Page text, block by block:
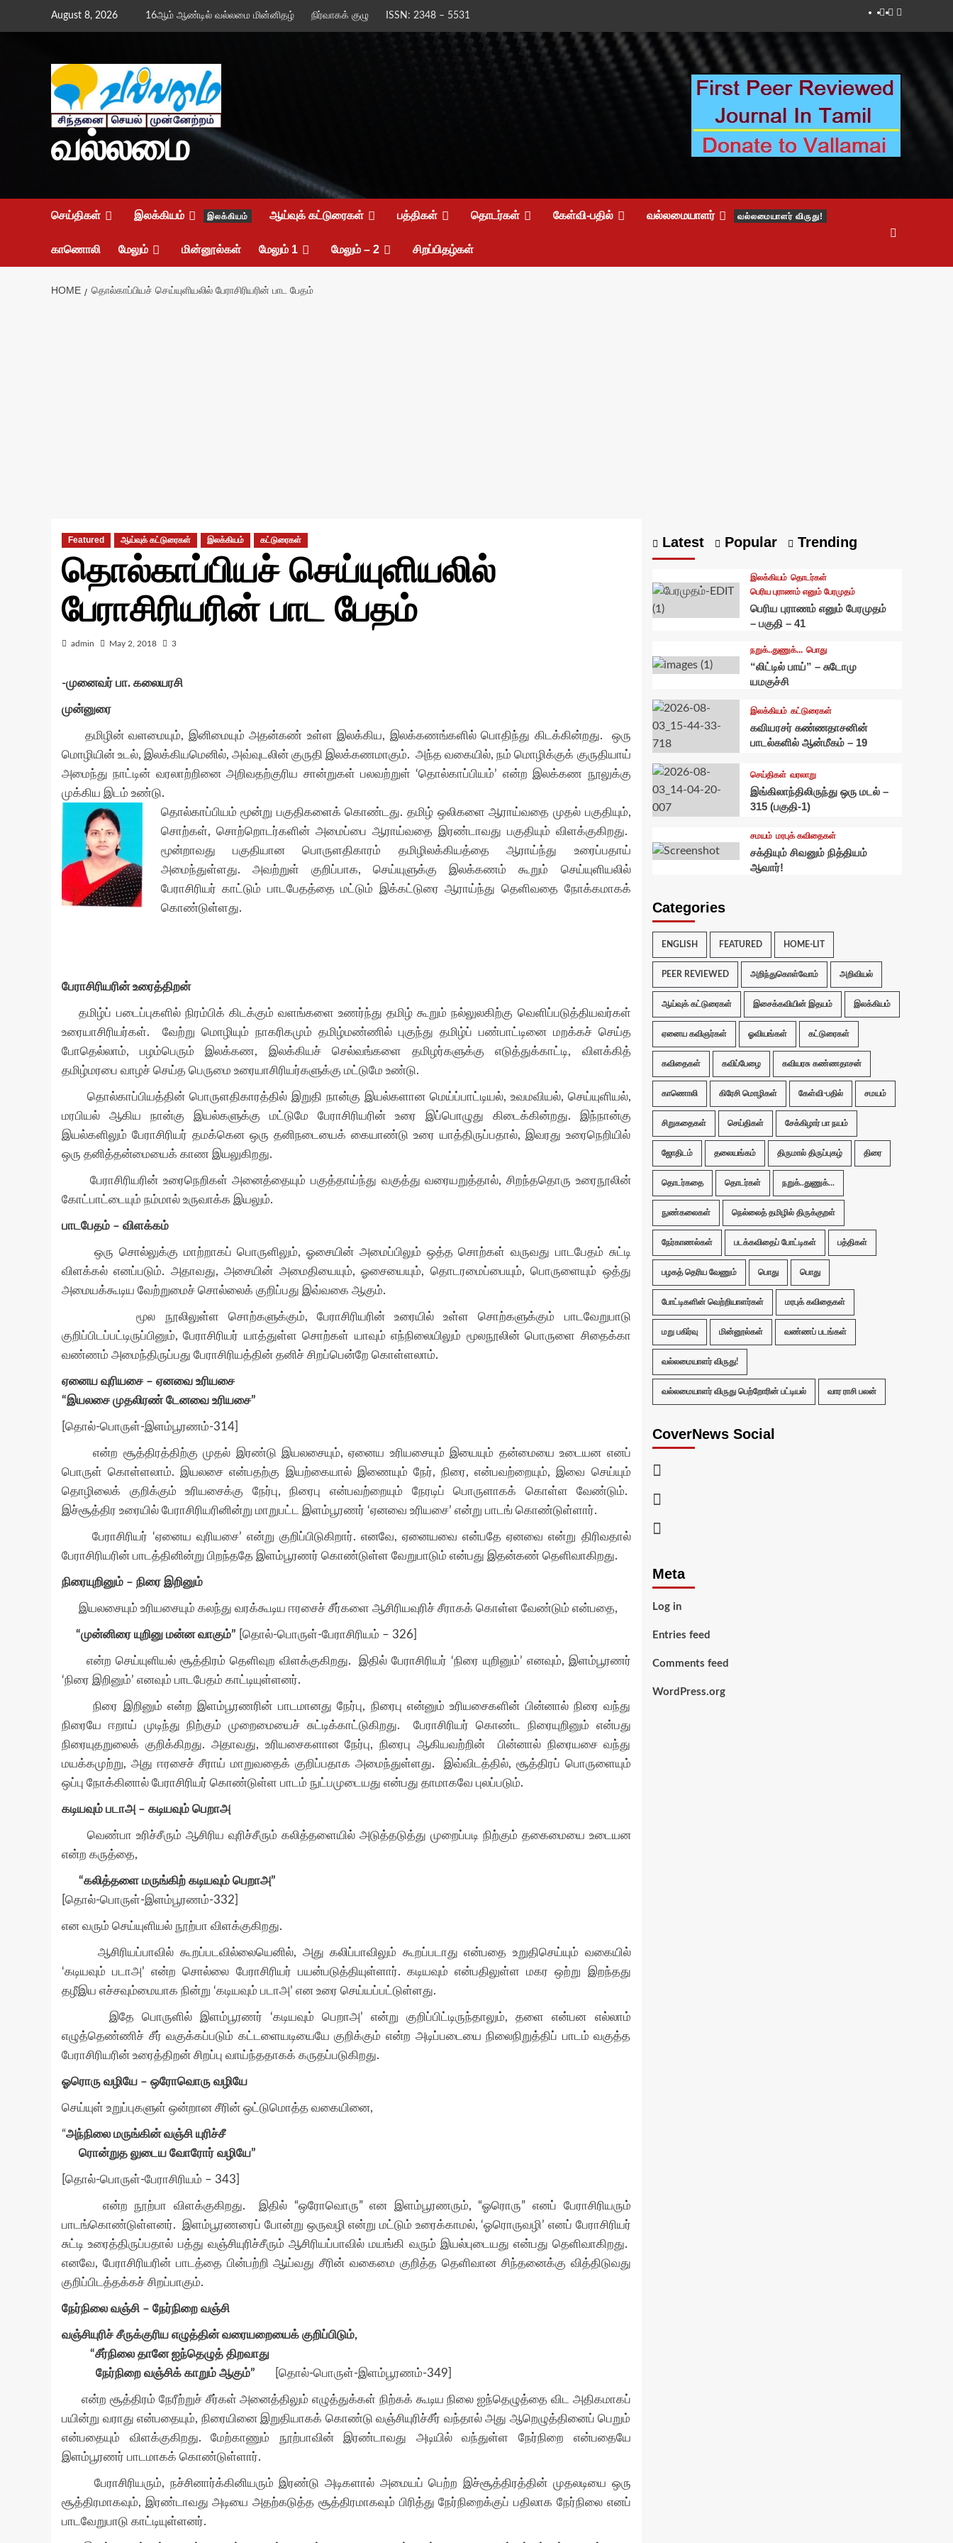
August 8, 2026 16ஆம் ஆண்டில் வல்லமை மின்னிதழ் நிர்வாகக் குழு ISSN: 2348 – 5531 Facebook
Twitter
Youtube
வல்லமை
செய்திகள் இலக்கியம் இலக்கியம் ஆய்வுக் கட்டுரைகள் பத்திகள் தொடர்கள் கேள்வி-பதில் வல்லமையாளர் வல்லமையாளர் விருது!
காணொலி மேலும் மின்னூல்கள் மேலும் 1 மேலும் – 2 சிறப்பிதழ்கள்
HOME தொல்காப்பியச் செய்யுளியலில் பேராசிரியரின் பாட பேதம்
Featured ஆய்வுக் கட்டுரைகள் இலக்கியம் கட்டுரைகள்
தொல்காப்பியச் செய்யுளியலில்
பேராசிரியரின் பாட பேதம்
admin May 2, 2018 3
-முனைவர் பா. கலையரசி
முன்னுரை
தமிழின் வளமையும், இனிமையும் அதன்கண் உள்ள இலக்கிய, இலக்கணங்களில் பொதிந்து கிடக்கின்றது. ஒரு
மொழியின் உடல், இலக்கியமெனில், அவ்வுடலின் குருதி இலக்கணமாகும். அந்த வகையில், நம் மொழிக்குக் குருதியாய்
அமைந்து நாட்டின் வரலாற்றினை அறிவதற்குரிய சான்றுகள் பலவற்றுள் ‘தொல்காப்பியம்’ என்ற இலக்கண நூலுக்கு
முக்கிய இடம் உண்டு.
தொல்காப்பியம் மூன்று பகுதிகளைக் கொண்டது. தமிழ் ஒலிகளை ஆராய்வதை முதல் பகுதியும்,
சொற்கள், சொற்றொடர்களின் அமைப்பை ஆராய்வதை இரண்டாவது பகுதியும் விளக்குகிறது.
மூன்றாவது பகுதியான பொருளதிகாரம் தமிழிலக்கியத்தை ஆராய்ந்து உரைப்பதாய்
அமைந்துள்ளது. அவற்றுள் குறிப்பாக, செய்யுளுக்கு இலக்கணம் கூறும் செய்யுளியலில்
பேராசிரியர் காட்டும் பாடபேதத்தை மட்டும் இக்கட்டுரை ஆராய்ந்து தெளிவதை நோக்கமாகக்
கொண்டுள்ளது.
பேராசிரியரின் உரைத்திறன்
தமிழ்ப் படைப்புகளில் நிரம்பிக் கிடக்கும் வளங்களை உணர்ந்து தமிழ் கூறும் நல்லுலகிற்கு வெளிப்படுத்தியவர்கள்
உரையாசிரியர்கள். வேற்று மொழியும் நாகரிகமும் தமிழ்மண்ணில் புகுந்து தமிழ்ப் பண்பாட்டினை மறக்கச் செய்த
போதெல்லாம், பழம்பெரும் இலக்கண, இலக்கியச் செல்வங்களை தமிழர்களுக்கு எடுத்துக்காட்டி, விளக்கித்
தமிழ்மரபை வாழச் செய்த பெருமை உரையாசிரியர்களுக்கு மட்டுமே உண்டு.
தொல்காப்பியத்தின் பொருளதிகாரத்தில் இறுதி நான்கு இயல்களான மெய்ப்பாட்டியல், உவமவியல், செய்யுளியல்,
மரபியல் ஆகிய நான்கு இயல்களுக்கு மட்டுமே பேராசிரியரின் உரை இப்பொழுது கிடைக்கின்றது. இந்நான்கு
இயல்களிலும் பேராசிரியர் தமக்கென ஒரு தனிநடையைக் கையாண்டு உரை யாத்திருப்பதால், இவரது உரைநெறியில்
ஒரு தனித்தன்மையைக் காண இயலுகிறது.
பேராசிரியரின் உரைநெறிகள் அனைத்தையும் பகுத்தாய்ந்து வகுத்து வரையறுத்தால், சிறந்ததொரு உரைநூலின்
கோட்பாட்டையும் நம்மால் உருவாக்க இயலும்.
பாடபேதம் – விளக்கம்
ஒரு சொல்லுக்கு மாற்றாகப் பொருளிலும், ஓசையின் அமைப்பிலும் ஒத்த சொற்கள் வருவது பாடபேதம் சுட்டி
விளக்கல் எனப்படும். அதாவது, அசையின் அமைதியையும், ஓசையையும், தொடரமைப்பையும், பொருளையும் ஒத்து
அமையக்கூடிய வேற்றுமைச் சொல்லைக் குறிப்பது இவ்வகை ஆகும்.
மூல நூலிலுள்ள சொற்களுக்கும், பேராசிரியரின் உரையில் உள்ள சொற்களுக்கும் பாடவேறுபாடு
குறிப்பிடப்பட்டிருப்பினும், பேராசிரியர் யாத்துள்ள சொற்கள் யாவும் எந்நிலையிலும் மூலநூலின் பொருளை சிதைக்கா
வண்ணம் அமைந்திருப்பது பேராசிரியத்தின் தனிச் சிறப்பென்றே கொள்ளலாம்.
ஏனைய வுரியசை – ஏனவை உரியசை
“இயலசை முதலிரண் டேனவை உரியசை”
[தொல்-பொருள்-இளம்பூரணம்-314]
என்ற சூத்திரத்திற்கு முதல் இரண்டு இயலசையும், ஏனைய உரியசையும் இயையும் தன்மையை உடையன எனப்
பொருள் கொள்ளலாம். இயலசை என்பதற்கு இயற்கையால் இணையும் நேர், நிரை, என்பவற்றையும், இவை செய்யும்
தொழிலைக் குறிக்கும் உரியசைக்கு நேர்பு, நிரைபு என்பவற்றையும் நேரடிப் பொருளாகக் கொள்ள வேண்டும்.
இச்சூத்திர உரையில் பேராசிரியரினின்று மாறுபட்ட இளம்பூரணர் ‘ஏனவை உரியசை’ என்று பாடங் கொண்டுள்ளார்.
பேராசிரியர் ‘ஏனைய வுரியசை’ என்று குறிப்பிடுகிறார். எனவே, ஏனையவை என்பதே ஏனவை என்று திரிவதால்
பேராசிரியரின் பாடத்தினின்று பிறந்ததே இளம்பூரணர் கொண்டுள்ள வேறுபாடும் என்பது இதன்கண் தெளிவாகிறது.
நிரையுறினும் – நிரை இறினும்
இயலசையும் உரியசையும் கலந்து வரக்கூடிய ஈரசைச் சீர்களை ஆசிரியவுரிச் சீராகக் கொள்ள வேண்டும் என்பதை,
“முன்னிரை யுறினு மன்ன வாகும்” [தொல்-பொருள்-பேராசிரியம் – 326]
என்ற செய்யுளியல் சூத்திரம் தெளிவுற விளக்குகிறது. இதில் பேராசிரியர் ‘நிரை யுறினும்’ எனவும், இளம்பூரணர்
‘நிரை இறினும்’ எனவும் பாடபேதம் காட்டியுள்ளனர்.
நிரை இறினும் என்ற இளம்பூரணரின் பாடமானது நேர்பு, நிரைபு என்னும் உரியசைகளின் பின்னால் நிரை வந்து
நிரையே ஈறாய் முடிந்து நிற்கும் முறைமையைச் சுட்டிக்காட்டுகிறது. பேராசிரியர் கொண்ட நிரையுறினும் என்பது
நிரையுதறுலைக் குறிக்கிறது. அதாவது, உரியசைகளான நேர்பு, நிரைபு ஆகியவற்றின் பின்னால் நிரையசை வந்து
மயக்கமுற்று, அது ஈரசைச் சீராய் மாறுவதைக் குறிப்பதாக அமைந்துள்ளது. இவ்விடத்தில், சூத்திரப் பொருளையும்
ஒப்பு நோக்கினால் பேராசிரியர் கொண்டுள்ள பாடம் நுட்பமுடையது என்பது தாமாகவே புலப்படும்.
கடியவும் படாஅ – கடியவும் பெறாஅ
வெண்பா உரிச்சீரும் ஆசிரிய வுரிச்சீரும் கலித்தளையில் அடுத்தடுத்து முறைப்படி நிற்கும் தகைமையை உடையன
என்ற கருத்தை,
“கலித்தளை மருங்கிற் கடியவும் பெறாஅ”
[தொல்-பொருள்-இளம்பூரணம்-332]
என வரும் செய்யுளியல் நூற்பா விளக்குகிறது.
ஆசிரியப்பாவில் கூறப்படவில்லையெனில், அது கலிப்பாவிலும் கூறப்படாது என்பதை உறுதிசெய்யும் வகையில்
‘கடியவும் படாஅ’ என்ற சொல்லை பேராசிரியர் பயன்படுத்தியுள்ளார். கடியவும் என்பதிலுள்ள மகர ஒற்று இறந்தது
தழீஇய எச்சவும்மையாக நின்று ‘கடியவும் படாஅ’ என உரை செய்யப்பட்டுள்ளது.
இதே பொருளில் இளம்பூரணர் ‘கடியவும் பெறாஅ’ என்று குறிப்பிட்டிருந்தாலும், தளை என்பன எல்லாம்
எழுத்தெண்ணிச் சீர் வகுக்கப்படும் கட்டளையடியையே குறிக்கும் என்ற அடிப்படையை நிலைநிறுத்திப் பாடம் வகுத்த
பேராசிரியரின் உரைத்திறன் சிறப்பு வாய்ந்ததாகக் கருதப்படுகிறது.
ஓரொரு வழியே – ஒரோவொரு வழியே
செய்யுள் உறுப்புகளுள் ஒன்றான சீரின் ஒட்டுமொத்த வகையினை,
“அந்நிலை மருங்கின் வஞ்சி யுரிச்சீ
ரொன்றுத லுடைய வோரோர் வழியே”
[தொல்-பொருள்-பேராசிரியம் – 343]
என்ற நூற்பா விளக்குகிறது. இதில் “ஒரோவொரு” என இளம்பூரணரும், “ஓரொரு” எனப் பேராசிரியரும்
பாடங்கொண்டுள்ளனர். இளம்பூரணரைப் போன்று ஒருவழி என்று மட்டும் உரைக்காமல், ‘ஓரொருவழி’ எனப் பேராசிரியர்
சுட்டி உரைத்திருப்பதால் பத்து வஞ்சியுரிச்சீரும் ஆசிரியப்பாவில் மயங்கி வரும் இயல்புடையது என்பது தெளிவாகிறது.
எனவே, பேராசிரியரின் பாடத்தை பின்பற்றி ஆய்வது சீரின் வகைமை குறித்த தெளிவான சிந்தனைக்கு வித்திடுவது
குறிப்பிடத்தக்கச் சிறப்பாகும்.
நேர்நிலை வஞ்சி – நேர்நிறை வஞ்சி
வஞ்சியுரிச் சீருக்குரிய எழுத்தின் வரையறையைக் குறிப்பிடும்,
“சீர்நிலை தானே ஐந்தெழுத் திறவாது
நேர்நிறை வஞ்சிக் காறும் ஆகும்”
[தொல்-பொருள்-இளம்பூரணம்-349]
என்ற சூத்திரம் நேரீற்றுச் சீர்கள் அனைத்திலும் எழுத்துக்கள் நிற்கக் கூடிய நிலை ஐந்தெழுத்தை விட அதிகமாகப்
பயின்று வராது என்பதையும், நிரையினை இறுதியாகக் கொண்டு வஞ்சியுரிச்சீர் வந்தால் அது ஆறெழுத்தினைப் பெறும்
என்பதையும் விளக்குகிறது. மேற்காணும் நூற்பாவின் இரண்டாவது அடியில் வந்துள்ள நேர்நிறை என்பதையே
இளம்பூரணர் பாடமாகக் கொண்டுள்ளார்.
பேராசிரியரும், நச்சினார்க்கினியரும் இரண்டு அடிகளால் அமையப் பெற்ற இச்சூத்திரத்தின் முதலடியை ஒரு
சூத்திரமாகவும், இரண்டாவது அடியை அதற்கடுத்த சூத்திரமாகவும் பிரித்து நேர்நிறைக்குப் பதிலாக நேர்நிலை எனப்
பாடவேறுபாடு காட்டியுள்ளனர்.
Latest Popular Trending
இலக்கியம் தொடர்கள்
பெரிய புராணம் எனும் பேரமுதம்
பெரிய புராணம் எனும் பேரமுதம்
– பகுதி – 41
நறுக்..துணுக்... பொது
“லிட்டில் பாய்” – சுடோமு
யமகுச்சி
இலக்கியம் கட்டுரைகள்
கவியரசர் கண்ணதாசனின்
பாடல்களில் ஆன்மீகம் – 19
செய்திகள் வரலாறு
இங்கிலாந்திலிருந்து ஒரு மடல் –
315 (பகுதி-1)
சமயம் மரபுக் கவிதைகள்
சக்தியும் சிவனும் நித்தியம்
ஆவார்!
Categories
ENGLISH FEATURED HOME-LIT
PEER REVIEWED அறிந்துகொள்வோம் அறிவியல்
ஆய்வுக் கட்டுரைகள் இசைக்கவியின் இதயம் இலக்கியம்
ஏனைய கவிஞர்கள் ஓவியங்கள் கட்டுரைகள்
கவிதைகள் கவிப்பேழை கவியரசு கண்ணதாசன்
காணொலி கிரேசி மொழிகள் கேள்வி-பதில் சமயம்
சிறுகதைகள் செய்திகள் சேக்கிழார் பா நயம்
ஜோதிடம் தலையங்கம் திருமால் திருப்புகழ் திரை
தொடர்கதை தொடர்கள் நறுக்..துணுக்...
நுண்கலைகள் நெல்லைத் தமிழில் திருக்குறள்
நேர்காணல்கள் படக்கவிதைப் போட்டிகள் பத்திகள்
பழகத் தெரிய வேணும் பொது பொது
போட்டிகளின் வெற்றியாளர்கள் மரபுக் கவிதைகள்
மறு பகிர்வு மின்னூல்கள் வண்ணப் படங்கள்
வல்லமையாளர் விருது!
வல்லமையாளர் விருது பெற்றோரின் பட்டியல் வார ராசி பலன்
CoverNews Social
Meta
Log in
Entries feed
Comments feed
WordPress.org